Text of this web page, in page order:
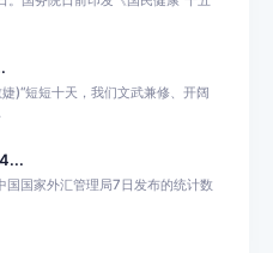
短短十天，我们文武兼修、开阔
国家外汇管理局7日发布的统计数